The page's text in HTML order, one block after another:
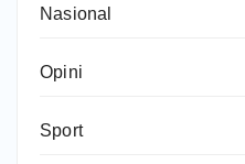
Nasional
Opini
Sport